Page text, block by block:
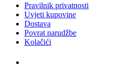
Pravilnik privatnosti
Uvjeti kupovine
Dostava
Povrat narudžbe
Kolačići